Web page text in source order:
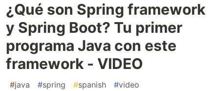
¿Qué son Spring framework
y Spring Boot? Tu primer
programa Java con este
framework - VIDEO
#java #spring #spanish #video